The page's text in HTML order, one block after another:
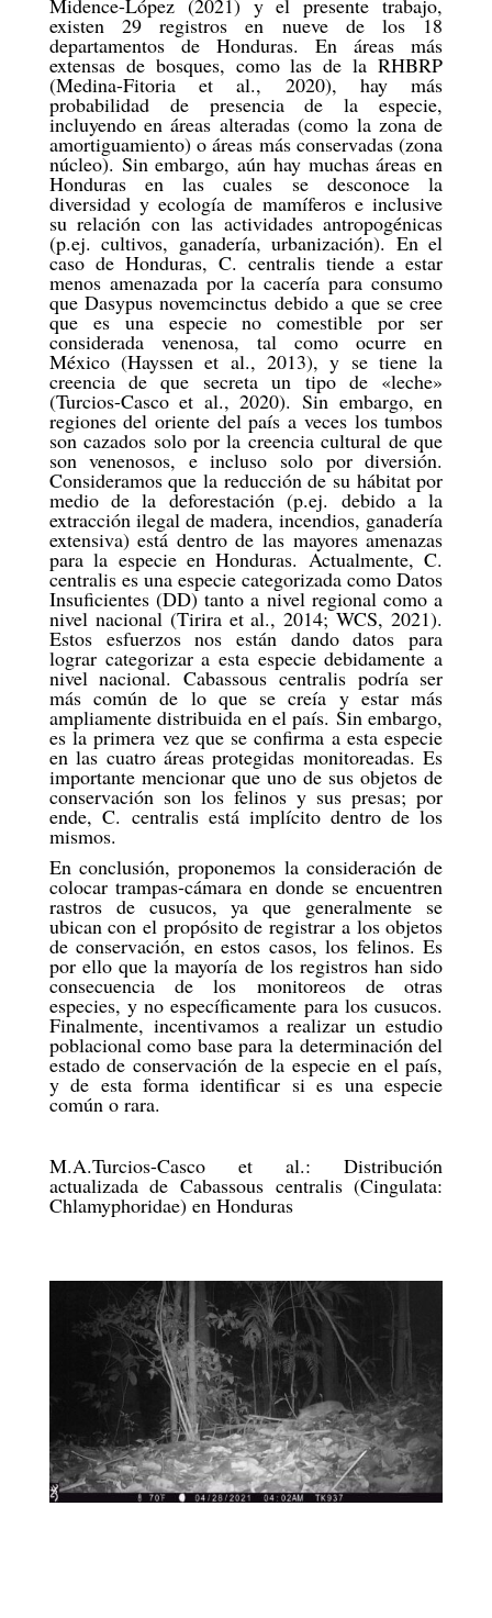
Midence-López (2021) y el presente trabajo,
existen 29 registros en nueve de los 18
departamentos de Honduras. En áreas más
extensas de bosques, como las de la RHBRP
(Medina-Fitoria et al., 2020), hay más
probabilidad de presencia de la especie,
incluyendo en áreas alteradas (como la zona de
amortiguamiento) o áreas más conservadas (zona
núcleo). Sin embargo, aún hay muchas áreas en
Honduras en las cuales se desconoce la
diversidad y ecología de mamíferos e inclusive
su relación con las actividades antropogénicas
(p.ej. cultivos, ganadería, urbanización). En el
caso de Honduras, C. centralis tiende a estar
menos amenazada por la cacería para consumo
que Dasypus novemcinctus debido a que se cree
que es una especie no comestible por ser
considerada venenosa, tal como ocurre en
México (Hayssen et al., 2013), y se tiene la
creencia de que secreta un tipo de «leche»
(Turcios-Casco et al., 2020). Sin embargo, en
regiones del oriente del país a veces los tumbos
son cazados solo por la creencia cultural de que
son venenosos, e incluso solo por diversión.
Consideramos que la reducción de su hábitat por
medio de la deforestación (p.ej. debido a la
extracción ilegal de madera, incendios, ganadería
extensiva) está dentro de las mayores amenazas
para la especie en Honduras. Actualmente, C.
centralis es una especie categorizada como Datos
Insuficientes (DD) tanto a nivel regional como a
nivel nacional (Tirira et al., 2014; WCS, 2021).
Estos esfuerzos nos están dando datos para
lograr categorizar a esta especie debidamente a
nivel nacional. Cabassous centralis podría ser
más común de lo que se creía y estar más
ampliamente distribuida en el país. Sin embargo,
es la primera vez que se confirma a esta especie
en las cuatro áreas protegidas monitoreadas. Es
importante mencionar que uno de sus objetos de
conservación son los felinos y sus presas; por
ende, C. centralis está implícito dentro de los
mismos.
En conclusión, proponemos la consideración de
colocar trampas-cámara en donde se encuentren
rastros de cusucos, ya que generalmente se
ubican con el propósito de registrar a los objetos
de conservación, en estos casos, los felinos. Es
por ello que la mayoría de los registros han sido
consecuencia de los monitoreos de otras
especies, y no específicamente para los cusucos.
Finalmente, incentivamos a realizar un estudio
poblacional como base para la determinación del
estado de conservación de la especie en el país,
y de esta forma identificar si es una especie
común o rara.
M.A.Turcios-Casco et al.: Distribución
actualizada de Cabassous centralis (Cingulata:
Chlamyphoridae) en Honduras